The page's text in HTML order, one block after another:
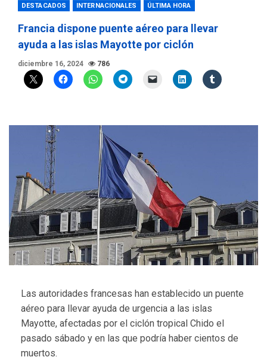
DESTACADOS INTERNACIONALES ÚLTIMA HORA
Francia dispone puente aéreo para llevar
ayuda a las islas Mayotte por ciclón
diciembre 16, 2024 786
Las autoridades francesas han establecido un puente
aéreo para llevar ayuda de urgencia a las islas
Mayotte, afectadas por el ciclón tropical Chido el
pasado sábado y en las que podría haber cientos de
muertos.